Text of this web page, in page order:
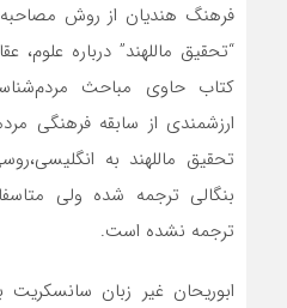
فرهنگ هندیان از روش
“تحقیق ماللهند” درباره
کتاب حاوی مباحث
ارزشمندی از سابقه فرهنگی
تحقیق ماللهند به
بنگالی ترجمه شده ولی
ترجمه نشده است.
ابوریحان غیر زبان سانسکریت